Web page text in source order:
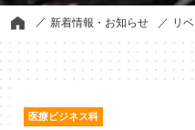
新着情報・お知らせ リ
医療ビジネス科